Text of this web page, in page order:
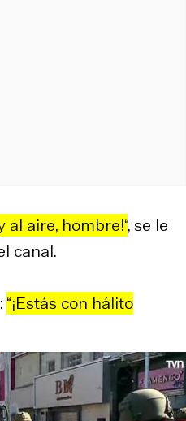
al aire, hombre!“, se le
canal.
“¡Estás con hálito